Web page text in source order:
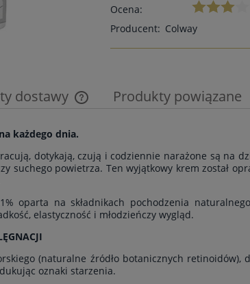
Ocena:
Producent: Colway
dostawy Produkty powiązane
każdego dnia.
dotykają, czują i codziennie narażone są na
suchego powietrza. Ten wyjątkowy krem został
oparta na składnikach pochodzenia
elastyczność i młodzieńczy wygląd.
(naturalne źródło botanicznych retinoidów),
oznaki starzenia.